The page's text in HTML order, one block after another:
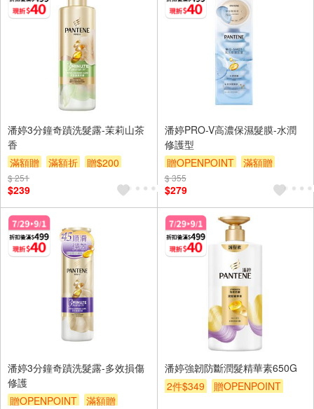
潘婷3分鐘奇蹟洗髮露-茉莉山茶
香
滿額贈
滿額折 贈$200
$ 251
$239
潘婷PRO-V高濃保濕髮膜-水潤
修護型
贈OPENPOINT
滿額贈
滿額折
$ 355
$279
潘婷3分鐘奇蹟洗髮露-多效損傷
修護
贈OPENPOINT
滿額贈
潘婷強韌防斷潤髮精華素650G
2件$349
贈OPENPOINT